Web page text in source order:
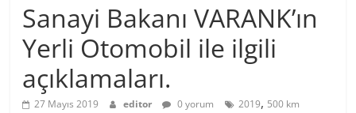
Sanayi Bakanı VARANK’ın
Yerli Otomobil ile ilgili
açıklamaları.
27 Mayıs 2019 editor 0 yorum 2019, 500 km